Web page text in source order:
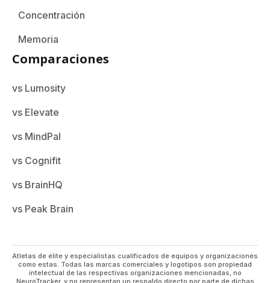
Concentración
Memoria
Comparaciones
vs Lumosity
vs Elevate
vs MindPal
vs Cognifit
vs BrainHQ
vs Peak Brain
Atletas de élite y especialistas cualificados de equipos y organizaciones
como estas. Todas las marcas comerciales y logotipos son propiedad
intelectual de las respectivas organizaciones mencionadas, no